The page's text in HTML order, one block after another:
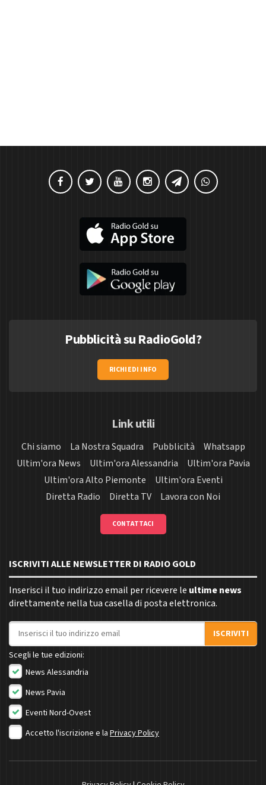
Pubblicità su RadioGold?
RICHIEDI INFO
Link utili
Chi siamo La Nostra Squadra Pubblicità
Whatsapp
Ultim'ora News
Ultim'ora Alessandria
Ultim'ora Pavia
Ultim'ora Alto Piemonte
Ultim'ora Eventi
Diretta Radio
Diretta TV Lavora con Noi
CONTATTACI
ISCRIVITI ALLE NEWSLETTER DI RADIO GOLD
Inserisci il tuo indirizzo email per ricevere le ultime news
direttamente nella tua casella di posta elettronica.
Indirizzo email
ISCRIVITI
Scegli le tue edizioni:
News Alessandria
News Pavia
Eventi Nord-Ovest
Accetto l'iscrizione e la Privacy Policy